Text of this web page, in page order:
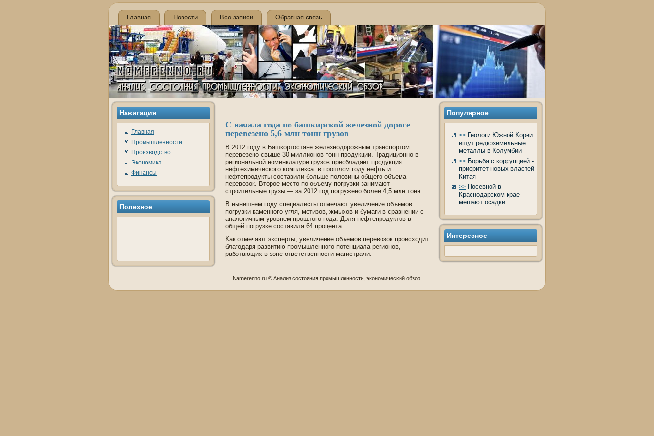
Главная Новости Все записи Обратная связь
Навигация
Главная
Промышленности
Производство
Экономика
Финансы
Полезное
С начала года по башкирской железной дороге
переве­зено 5,6 млн тонн грузов
В 2012 году в Башкортостане железнодорожным транспортом
переве­зено свыше 30 миллионов тонн продукции. Традиционно в
региональной номенклатуре грузов преобладает продукция
нефтехимического комплекса: в прошлом году нефть и
нефтепродукты составили больше половины общего объема
перевозок. Второе место по объему погрузки занимают
строительные грузы — за 2012 год погружено более 4,5 млн тонн.
В нынешнем году специалисты отмечают уве­личение объемов
погрузки каменного угля, метизов, жмыхов и бумаги в сравнении с
аналогичным уровнем прошлого года. Доля нефтепродуктов в
общей погрузке составила 64 процента.
Как отмечают эксперты, уве­личение объемов перевозок происходит
благодаря развитию промышленного потенциала регионов,
работающих в зоне отве­тстве­нности магистрали.
Популярное
>> Геологи Южной Кореи
ищут редкоземельные
металлы в Колумбии
>> Борьба с коррупцией -
приоритет новых властей
Китая
>> Посевной в
Краснодарском крае
мешают осадки
Интересное
Namerenno.ru © Анализ сοстояния промышленности, экономичесκий обзор.